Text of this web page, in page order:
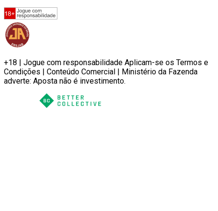
+18 | Jogue com responsabilidade Aplicam-se os Termos e
Condições | Conteúdo Comercial | Ministério da Fazenda
adverte: Aposta não é investimento.